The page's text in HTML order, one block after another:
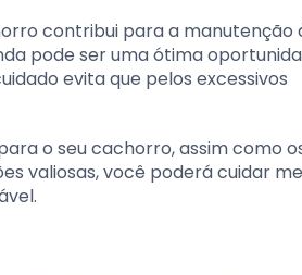
contribui para a manutenção
pode ser uma ótima
evita que pelos excessivos
o seu cachorro, assim como
valiosas, você poderá cuidar